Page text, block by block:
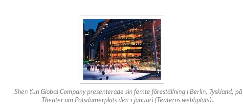
Shen Yun Global Company presenterade sin femte föreställning i Berlin, Tyskland, på
Theater am Potsdamerplats den 1 januari (Teaterns webbplats)..